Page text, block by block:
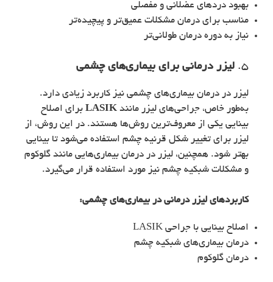
بهبود دردهای عضلانی و مفصلی
مناسب برای درمان مشکلات عمیق‌تر و پیچیده‌تر
نیاز به دوره درمان طولانی‌تر
5. لیزر درمانی برای بیماری‌های چشمی
لیزر در درمان بیماری‌های چشمی نیز کاربرد زیادی دارد.
به‌طور خاص، جراحی‌های لیزر مانند LASIK برای اصلاح
بینایی یکی از معروف‌ترین روش‌ها هستند. در این روش، از
لیزر برای تغییر شکل قرنیه چشم استفاده می‌شود تا بینایی
بهتر شود. همچنین، لیزر در درمان بیماری‌هایی مانند گلوکوم
و مشکلات شبکیه چشم نیز مورد استفاده قرار می‌گیرد.
کاربردهای لیزر درمانی در بیماری‌های چشمی:
اصلاح بینایی با جراحی LASIK
درمان بیماری‌های شبکیه چشم
درمان گلوکوم